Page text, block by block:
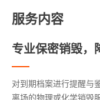
服务内容
专业保密销毁，
对到期档案进行提醒与
离场的物理或化学销毁